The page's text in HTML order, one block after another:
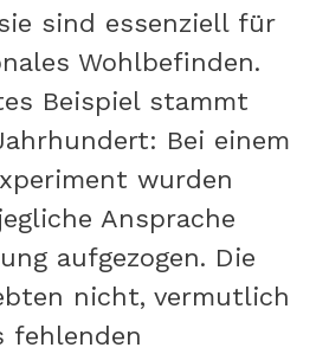
sind essenziell für
Wohlbefinden.
Beispiel stammt
Bei einem
wurden
Ansprache
aufgezogen. Die
nicht, vermutlich
fehlenden